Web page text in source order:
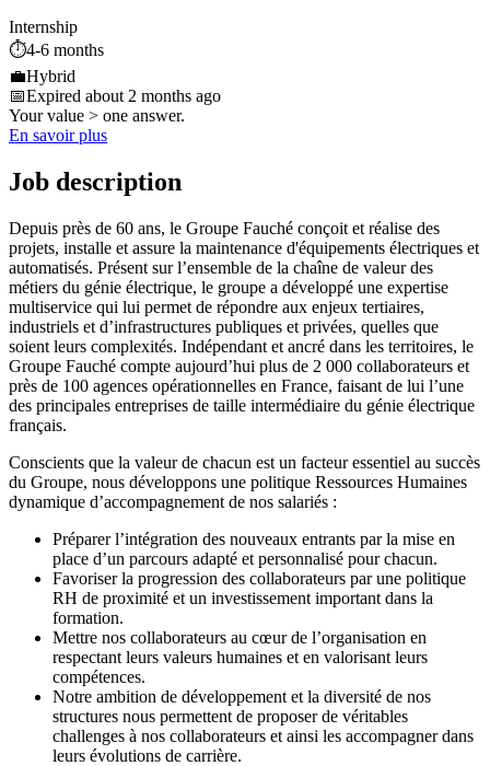
Internship
⏱️4-6 months
💼Hybrid
📅Expired about 2 months ago
Your value > one answer.
En savoir plus
Job description
Depuis près de 60 ans, le Groupe Fauché conçoit et réalise des
projets, installe et assure la maintenance d'équipements électriques et
automatisés. Présent sur l’ensemble de la chaîne de valeur des
métiers du génie électrique, le groupe a développé une expertise
multiservice qui lui permet de répondre aux enjeux tertiaires,
industriels et d’infrastructures publiques et privées, quelles que
soient leurs complexités. Indépendant et ancré dans les territoires, le
Groupe Fauché compte aujourd’hui plus de 2 000 collaborateurs et
près de 100 agences opérationnelles en France, faisant de lui l’une
des principales entreprises de taille intermédiaire du génie électrique
français.
Conscients que la valeur de chacun est un facteur essentiel au succès
du Groupe, nous développons une politique Ressources Humaines
dynamique d’accompagnement de nos salariés :
Préparer l’intégration des nouveaux entrants par la mise en
place d’un parcours adapté et personnalisé pour chacun.
Favoriser la progression des collaborateurs par une politique
RH de proximité et un investissement important dans la
formation.
Mettre nos collaborateurs au cœur de l’organisation en
respectant leurs valeurs humaines et en valorisant leurs
compétences.
Notre ambition de développement et la diversité de nos
structures nous permettent de proposer de véritables
challenges à nos collaborateurs et ainsi les accompagner dans
leurs évolutions de carrière.